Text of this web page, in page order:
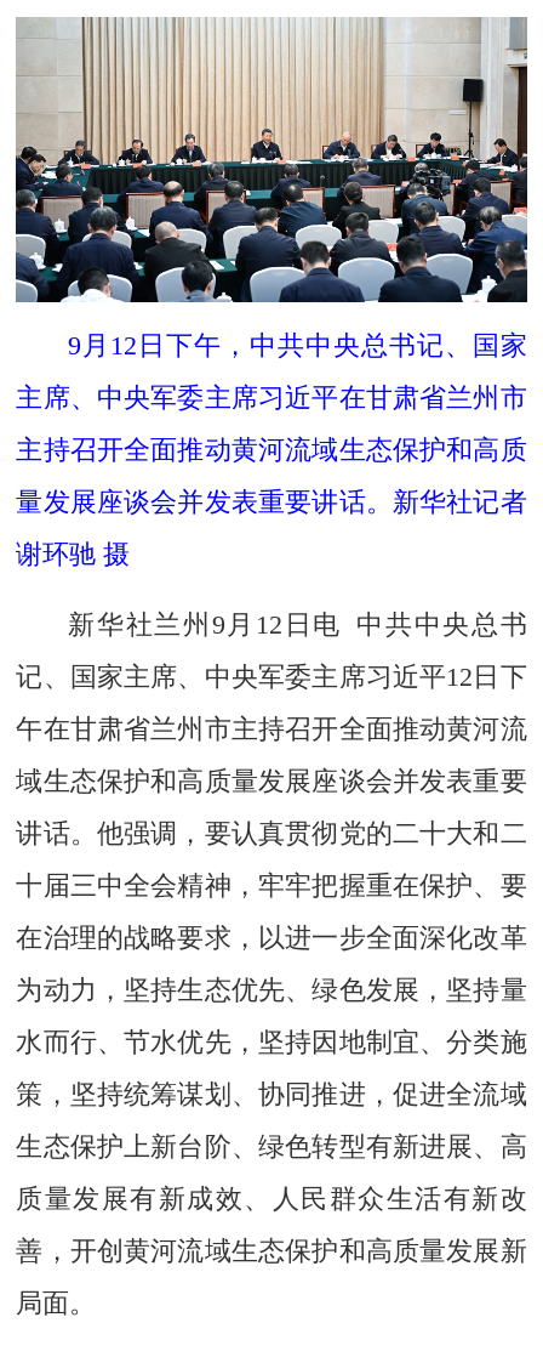
9月12日下午，中共中央总书记、国家
主席、中央军委主席习近平在甘肃省兰州市
主持召开全面推动黄河流域生态保护和高质
量发展座谈会并发表重要讲话。新华社记者
谢环驰 摄
新华社兰州9月12日电 中共中央总书
记、国家主席、中央军委主席习近平12日下
午在甘肃省兰州市主持召开全面推动黄河流
域生态保护和高质量发展座谈会并发表重要
讲话。他强调，要认真贯彻党的二十大和二
十届三中全会精神，牢牢把握重在保护、要
在治理的战略要求，以进一步全面深化改革
为动力，坚持生态优先、绿色发展，坚持量
水而行、节水优先，坚持因地制宜、分类施
策，坚持统筹谋划、协同推进，促进全流域
生态保护上新台阶、绿色转型有新进展、高
质量发展有新成效、人民群众生活有新改
善，开创黄河流域生态保护和高质量发展新
局面。